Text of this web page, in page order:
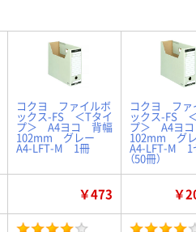
コクヨ ファイルボ
ックス-FS ＜Tタイ
プ＞ A4ヨコ 背幅
102mm グレー
A4-LFT-M 1冊
コクヨ ファ
ックス-FS
プ＞ A4ヨ
102mm グ
A4-LFT-M 1
（50冊）
￥473 ￥